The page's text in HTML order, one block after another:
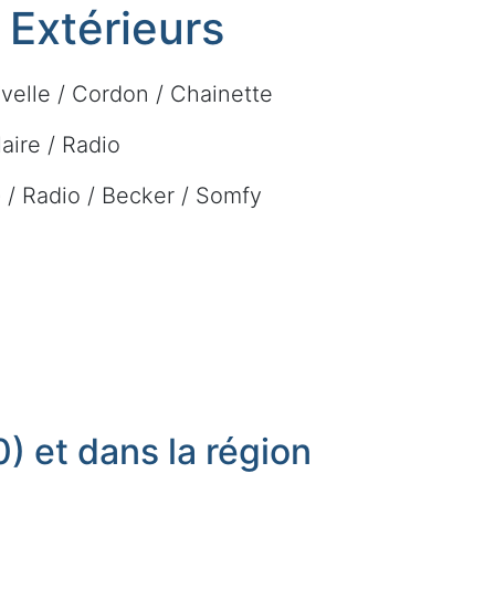
/ Cordon / Chainette
/ Radio
Radio / Becker / Somfy
et dans la région